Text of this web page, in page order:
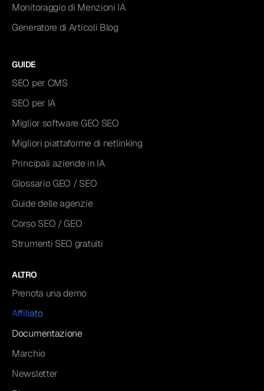
Monitoraggio di Menzioni IA
Generatore di Articoli Blog
GUIDE
SEO per CMS
SEO per IA
Miglior software GEO SEO
Migliori piattaforme di netlinking
Principali aziende in IA
Glossario GEO / SEO
Guide delle agenzie
Corso SEO / GEO
Strumenti SEO gratuiti
ALTRO
Prenota una demo
Affiliato
Documentazione
Marchio
Newsletter